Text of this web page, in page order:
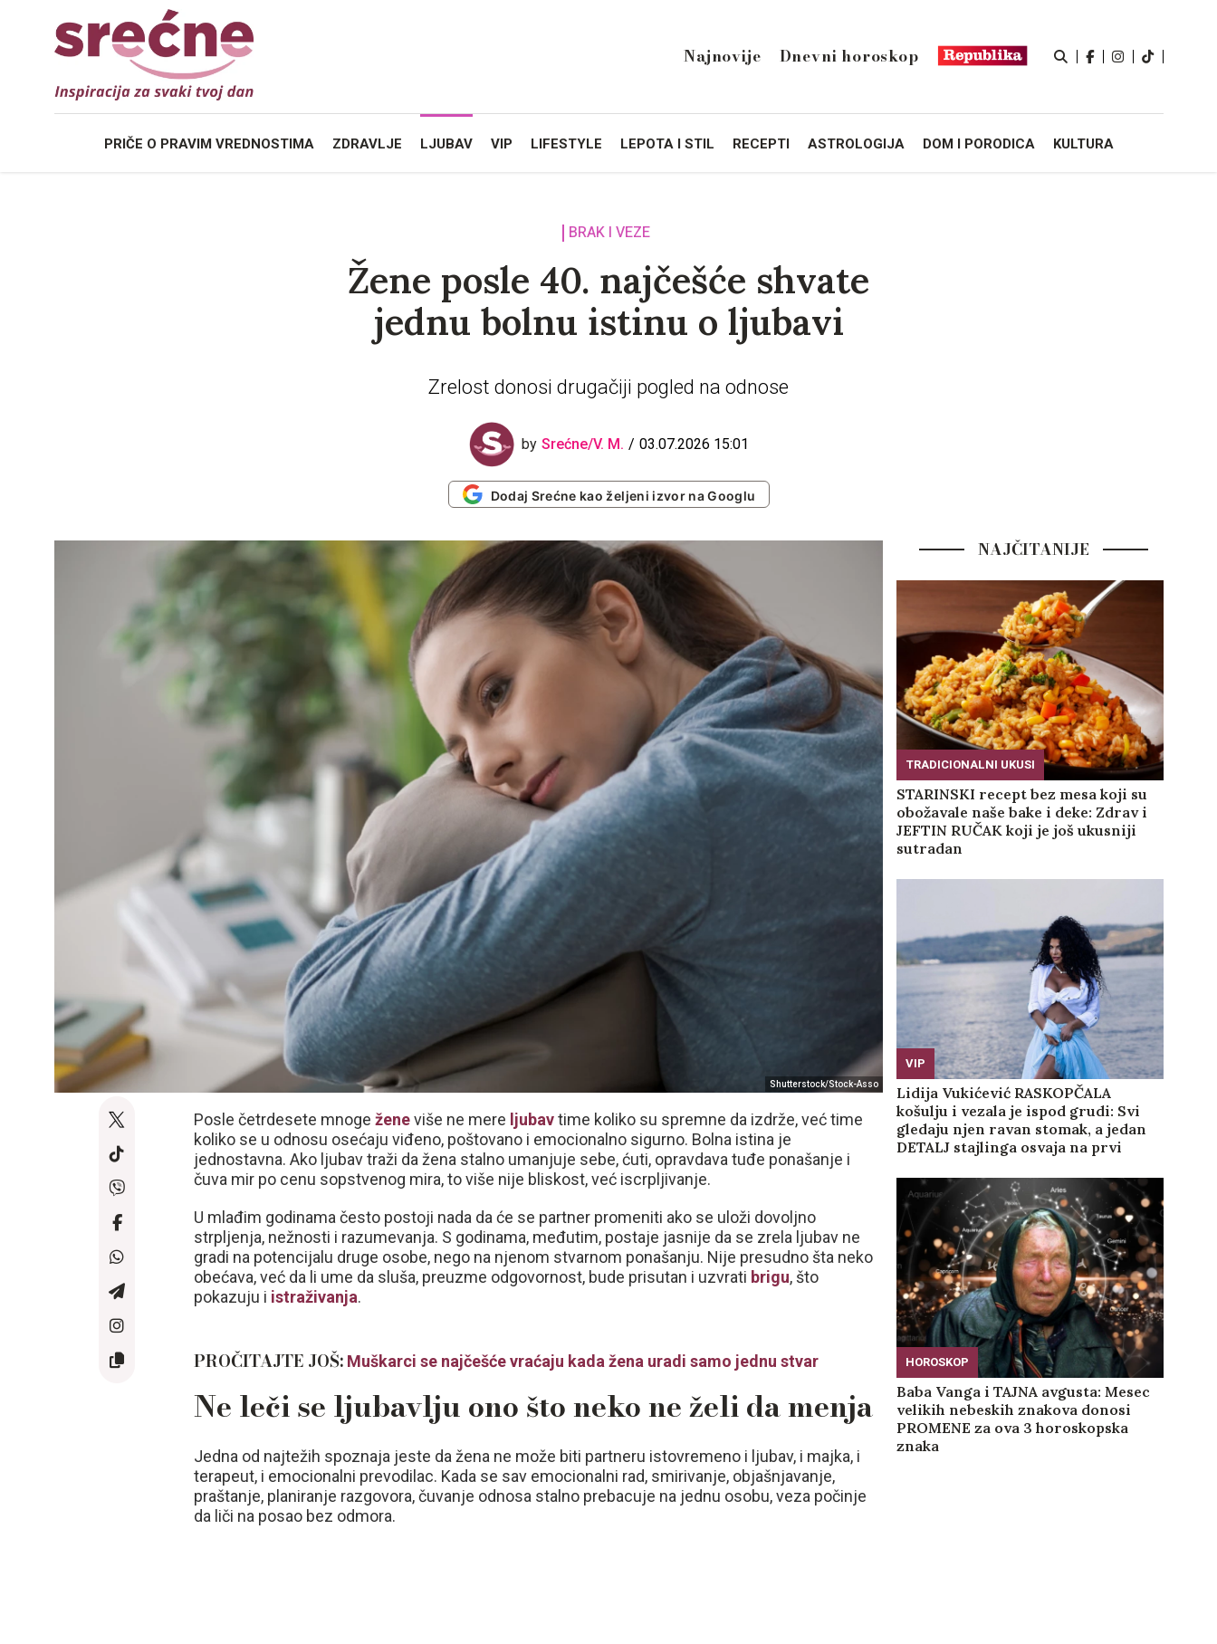
Najnovije Dnevni horoskop
PRIČE O PRAVIM VREDNOSTIMA ZDRAVLJE LJUBAV VIP LIFESTYLE LEPOTA I STIL RECEPTI ASTROLOGIJA DOM I PORODICA KULTURA
BRAK I VEZE
Žene posle 40. najčešće shvate
jednu bolnu istinu o ljubavi
Zrelost donosi drugačiji pogled na odnose
by Srećne/V. M. 03.07.2026 15:01
Dodaj Srećne kao željeni izvor na Googlu
Shutterstock/Stock-Asso
Posle četrdesete mnogeženeviše ne mere ljubavtime koliko su spremne da izdrže, već time
koliko se u odnosu osećaju viđeno, poštovano i emocionalno sigurno. Bolna istina je
jednostavna. Ako ljubav traži da žena stalno umanjuje sebe, ćuti, opravdava tuđe ponašanje i
čuva mir po cenu sopstvenog mira, to više nije bliskost, već iscrpljivanje.
U mlađim godinama često postoji nada da će se partner promeniti ako se uloži dovoljno
strpljenja, nežnosti i razumevanja. S godinama, međutim, postaje jasnije da se zrela ljubav ne
gradi na potencijalu druge osobe, nego na njenom stvarnom ponašanju. Nije presudno šta neko
obećava, već da li ume da sluša, preuzme odgovornost, bude prisutan i uzvrati brigu, što
pokazuju i istraživanja.
PROČITAJTE JOŠ: Muškarci se najčešće vraćaju kada žena uradi samo jednu stvar
Ne leči se ljubavlju ono što neko ne želi da menja
Jedna od najtežih spoznaja jeste da žena ne može biti partneru istovremeno i ljubav, i majka, i
terapeut, i emocionalni prevodilac. Kada se sav emocionalni rad, smirivanje, objašnjavanje,
praštanje, planiranje razgovora, čuvanje odnosa stalno prebacuje na jednu osobu, veza počinje
da liči na posao bez odmora.
NAJČITANIJE
TRADICIONALNI UKUSI
STARINSKI recept bez mesa koji su
obožavale naše bake i deke: Zdrav i
JEFTIN RUČAK koji je još ukusniji
sutradan
VIP
Lidija Vukićević RASKOPČALA
košulju i vezala je ispod grudi: Svi
gledaju njen ravan stomak, a jedan
DETALJ stajlinga osvaja na prvi
HOROSKOP
Baba Vanga i TAJNA avgusta: Mesec
velikih nebeskih znakova donosi
PROMENE za ova 3 horoskopska
znaka